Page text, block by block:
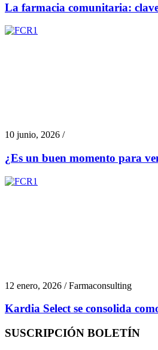
La farmacia comunitaria:
10 junio, 2026 /
¿Es un buen momento para
12 enero, 2026 / Farmaconsulting
Kardia Select se consolida
SUSCRIPCIÓN BOLETÍN